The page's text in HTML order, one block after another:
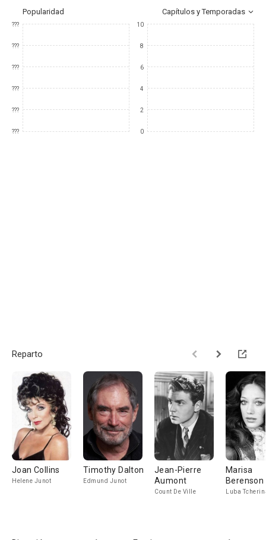
Popularidad Capítulos y Temporadas
???
???
???
???
???
???
10
8
6
4
2
0
Reparto
Joan Collins
Helene Junot
Timothy Dalton
Edmund Junot
Jean-Pierre
Aumont
Count De Ville
Marisa
Berenson
Luba